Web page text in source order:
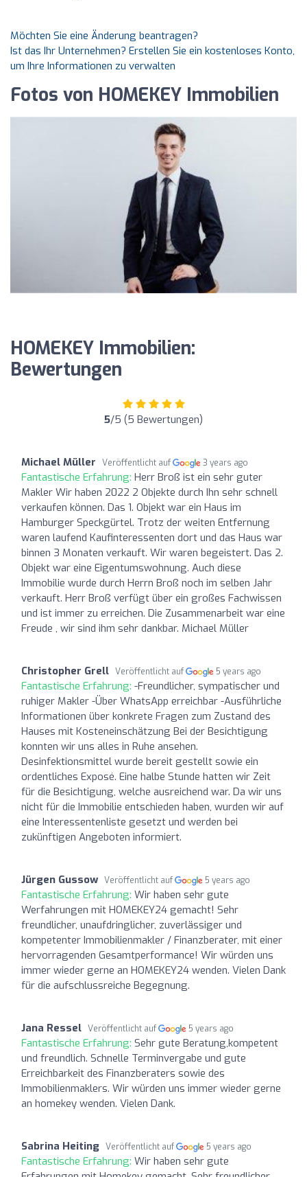
Möchten Sie eine Änderung beantragen?
Ist das Ihr Unternehmen? Erstellen Sie ein kostenloses Konto,
um Ihre Informationen zu verwalten
Fotos von HOMEKEY Immobilien
HOMEKEY Immobilien:
Bewertungen
5/5 (5 Bewertungen)
Michael Müller Veröffentlicht auf 3 years ago
Fantastische Erfahrung: Herr Broß ist ein sehr guter
Makler Wir haben 2022 2 Objekte durch Ihn sehr schnell
verkaufen können. Das 1. Objekt war ein Haus im
Hamburger Speckgürtel. Trotz der weiten Entfernung
waren laufend Kaufinteressenten dort und das Haus war
binnen 3 Monaten verkauft. Wir waren begeistert. Das 2.
Objekt war eine Eigentumswohnung. Auch diese
Immobilie wurde durch Herrn Broß noch im selben Jahr
verkauft. Herr Broß verfügt über ein großes Fachwissen
und ist immer zu erreichen. Die Zusammenarbeit war eine
Freude , wir sind ihm sehr dankbar. Michael Müller
Christopher Grell Veröffentlicht auf 5 years ago
Fantastische Erfahrung: -Freundlicher, sympatischer und
ruhiger Makler -Über WhatsApp erreichbar -Ausführliche
Informationen über konkrete Fragen zum Zustand des
Hauses mit Kosteneinschätzung Bei der Besichtigung
konnten wir uns alles in Ruhe ansehen.
Desinfektionsmittel wurde bereit gestellt sowie ein
ordentliches Exposé. Eine halbe Stunde hatten wir Zeit
für die Besichtigung, welche ausreichend war. Da wir uns
nicht für die Immobilie entschieden haben, wurden wir auf
eine Interessentenliste gesetzt und werden bei
zukünftigen Angeboten informiert.
Jürgen Gussow Veröffentlicht auf 5 years ago
Fantastische Erfahrung: Wir haben sehr gute
Werfahrungen mit HOMEKEY24 gemacht! Sehr
freundlicher, unaufdringlicher, zuverlässiger und
kompetenter Immobilienmakler / Finanzberater, mit einer
hervorragenden Gesamtperformance! Wir würden uns
immer wieder gerne an HOMEKEY24 wenden. Vielen Dank
für die aufschlussreiche Begegnung.
Jana Ressel Veröffentlicht auf 5 years ago
Fantastische Erfahrung: Sehr gute Beratung,kompetent
und freundlich. Schnelle Terminvergabe und gute
Erreichbarkeit des Finanzberaters sowie des
Immobilienmaklers. Wir würden uns immer wieder gerne
an homekey wenden. Vielen Dank.
Sabrina Heiting Veröffentlicht auf 5 years ago
Fantastische Erfahrung: Wir haben sehr gute